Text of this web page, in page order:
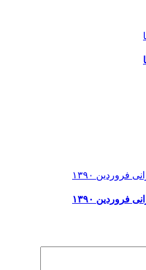
فروردین ۱۳۹۰
فروردین ۱۳۹۰